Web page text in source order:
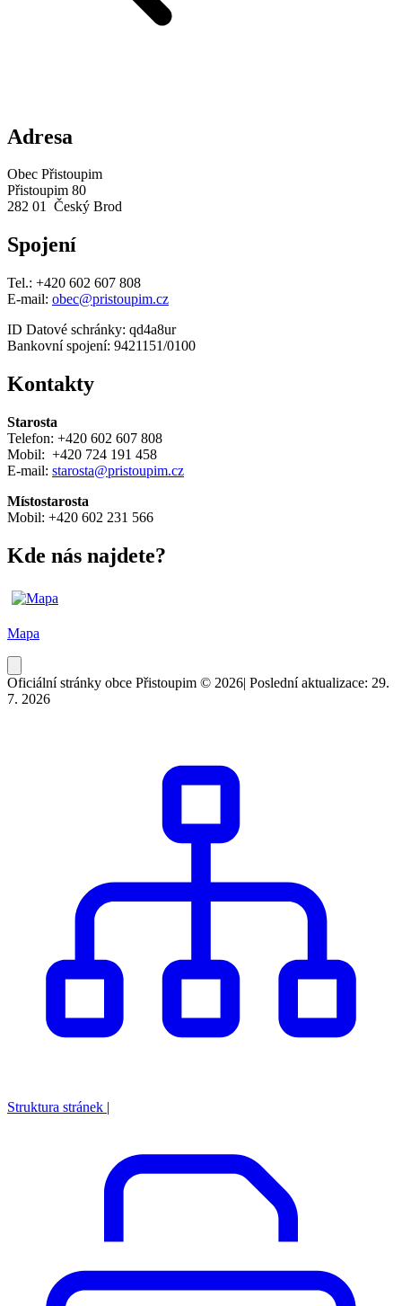
Adresa
Obec Přistoupim
Přistoupim 80
282 01 Český Brod
Spojení
Tel.: +420 602 607 808
E-mail: obec@pristoupim.cz
ID Datové schránky: qd4a8ur
Bankovní spojení: 9421151/0100
Kontakty
Starosta
Telefon: +420 602 607 808
Mobil: +420 724 191 458
E-mail: starosta@pristoupim.cz
Místostarosta
Mobil: +420 602 231 566
Kde nás najdete?
Mapa
Oficiální stránky obce Přistoupim © 2026| Poslední aktualizace: 29.
7. 2026
Struktura stránek |